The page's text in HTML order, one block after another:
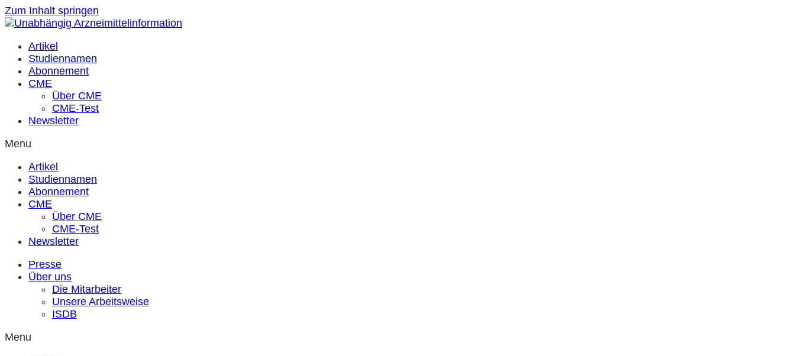
Zum Inhalt springen
Artikel
Studiennamen
Abonnement
CME
Über CME
CME-Test
Newsletter
Menu
Artikel
Studiennamen
Abonnement
CME
Über CME
CME-Test
Newsletter
Presse
Über uns
Die Mitarbeiter
Unsere Arbeitsweise
ISDB
Menu